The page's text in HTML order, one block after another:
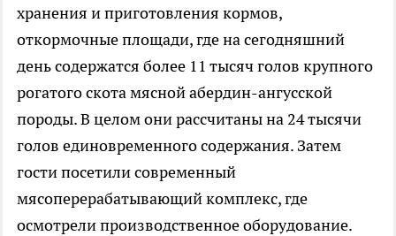
хранения и приготовления кормов,
откормочные площади, где на сегодняшний
день содержатся более 11 тысяч голов крупного
рогатого скота мясной абердин-ангусской
породы. В целом они рассчитаны на 24 тысячи
голов единовременного содержания. Затем
гости посетили современный
мясоперерабатывающий комплекс, где
осмотрели производственное оборудование.